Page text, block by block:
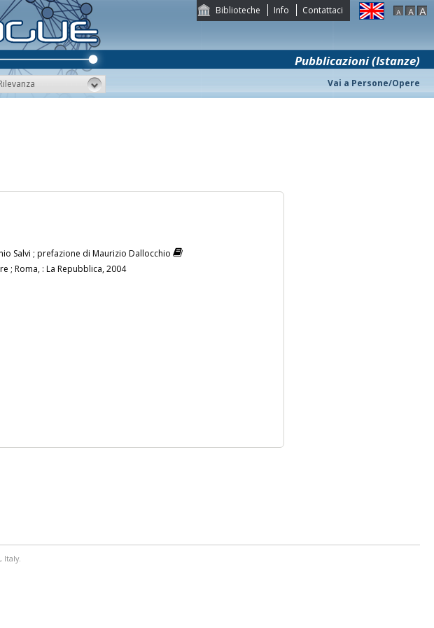
Biblioteche Info Contattaci
Pubblicazioni (Istanze)
Vai a Persone/Opere
Salvi ; prefazione di Maurizio Dallocchio
; Roma, : La Repubblica, 2004
Italy.